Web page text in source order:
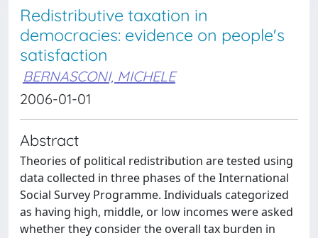
Redistributive taxation in
democracies: evidence on people's
satisfaction
BERNASCONI, MICHELE
2006-01-01
Abstract
Theories of political redistribution are tested using
data collected in three phases of the International
Social Survey Programme. Individuals categorized
as having high, middle, or low incomes were asked
whether they consider the overall tax burden in